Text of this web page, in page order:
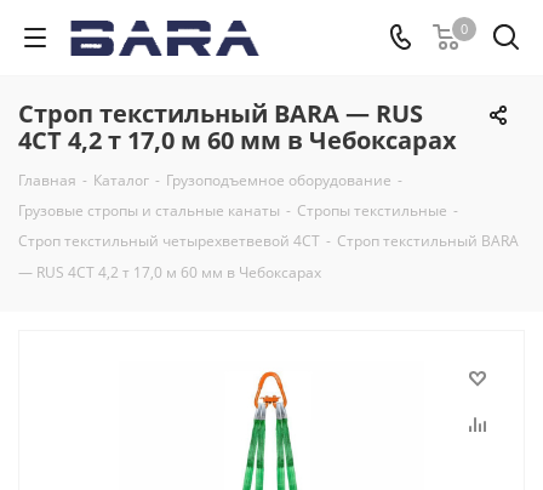
0
Строп текстильный BARA — RUS
4СТ 4,2 т 17,0 м 60 мм в Чебоксарах
Главная - Каталог - Грузоподъемное оборудование -
Грузовые стропы и стальные канаты - Стропы текстильные -
Строп текстильный четырехветвевой 4СТ - Строп текстильный BARA
— RUS 4СТ 4,2 т 17,0 м 60 мм в Чебоксарах